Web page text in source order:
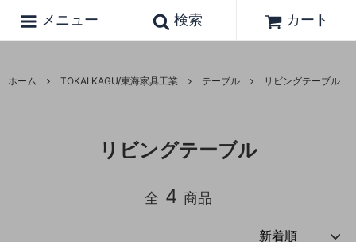
メニュー 検索 カート
ホーム TOKAI KAGU/東海家具工業 テーブル リビングテーブル
リビングテーブル
全 4 商品